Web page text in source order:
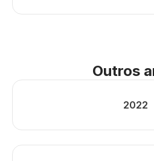
Outros
2022